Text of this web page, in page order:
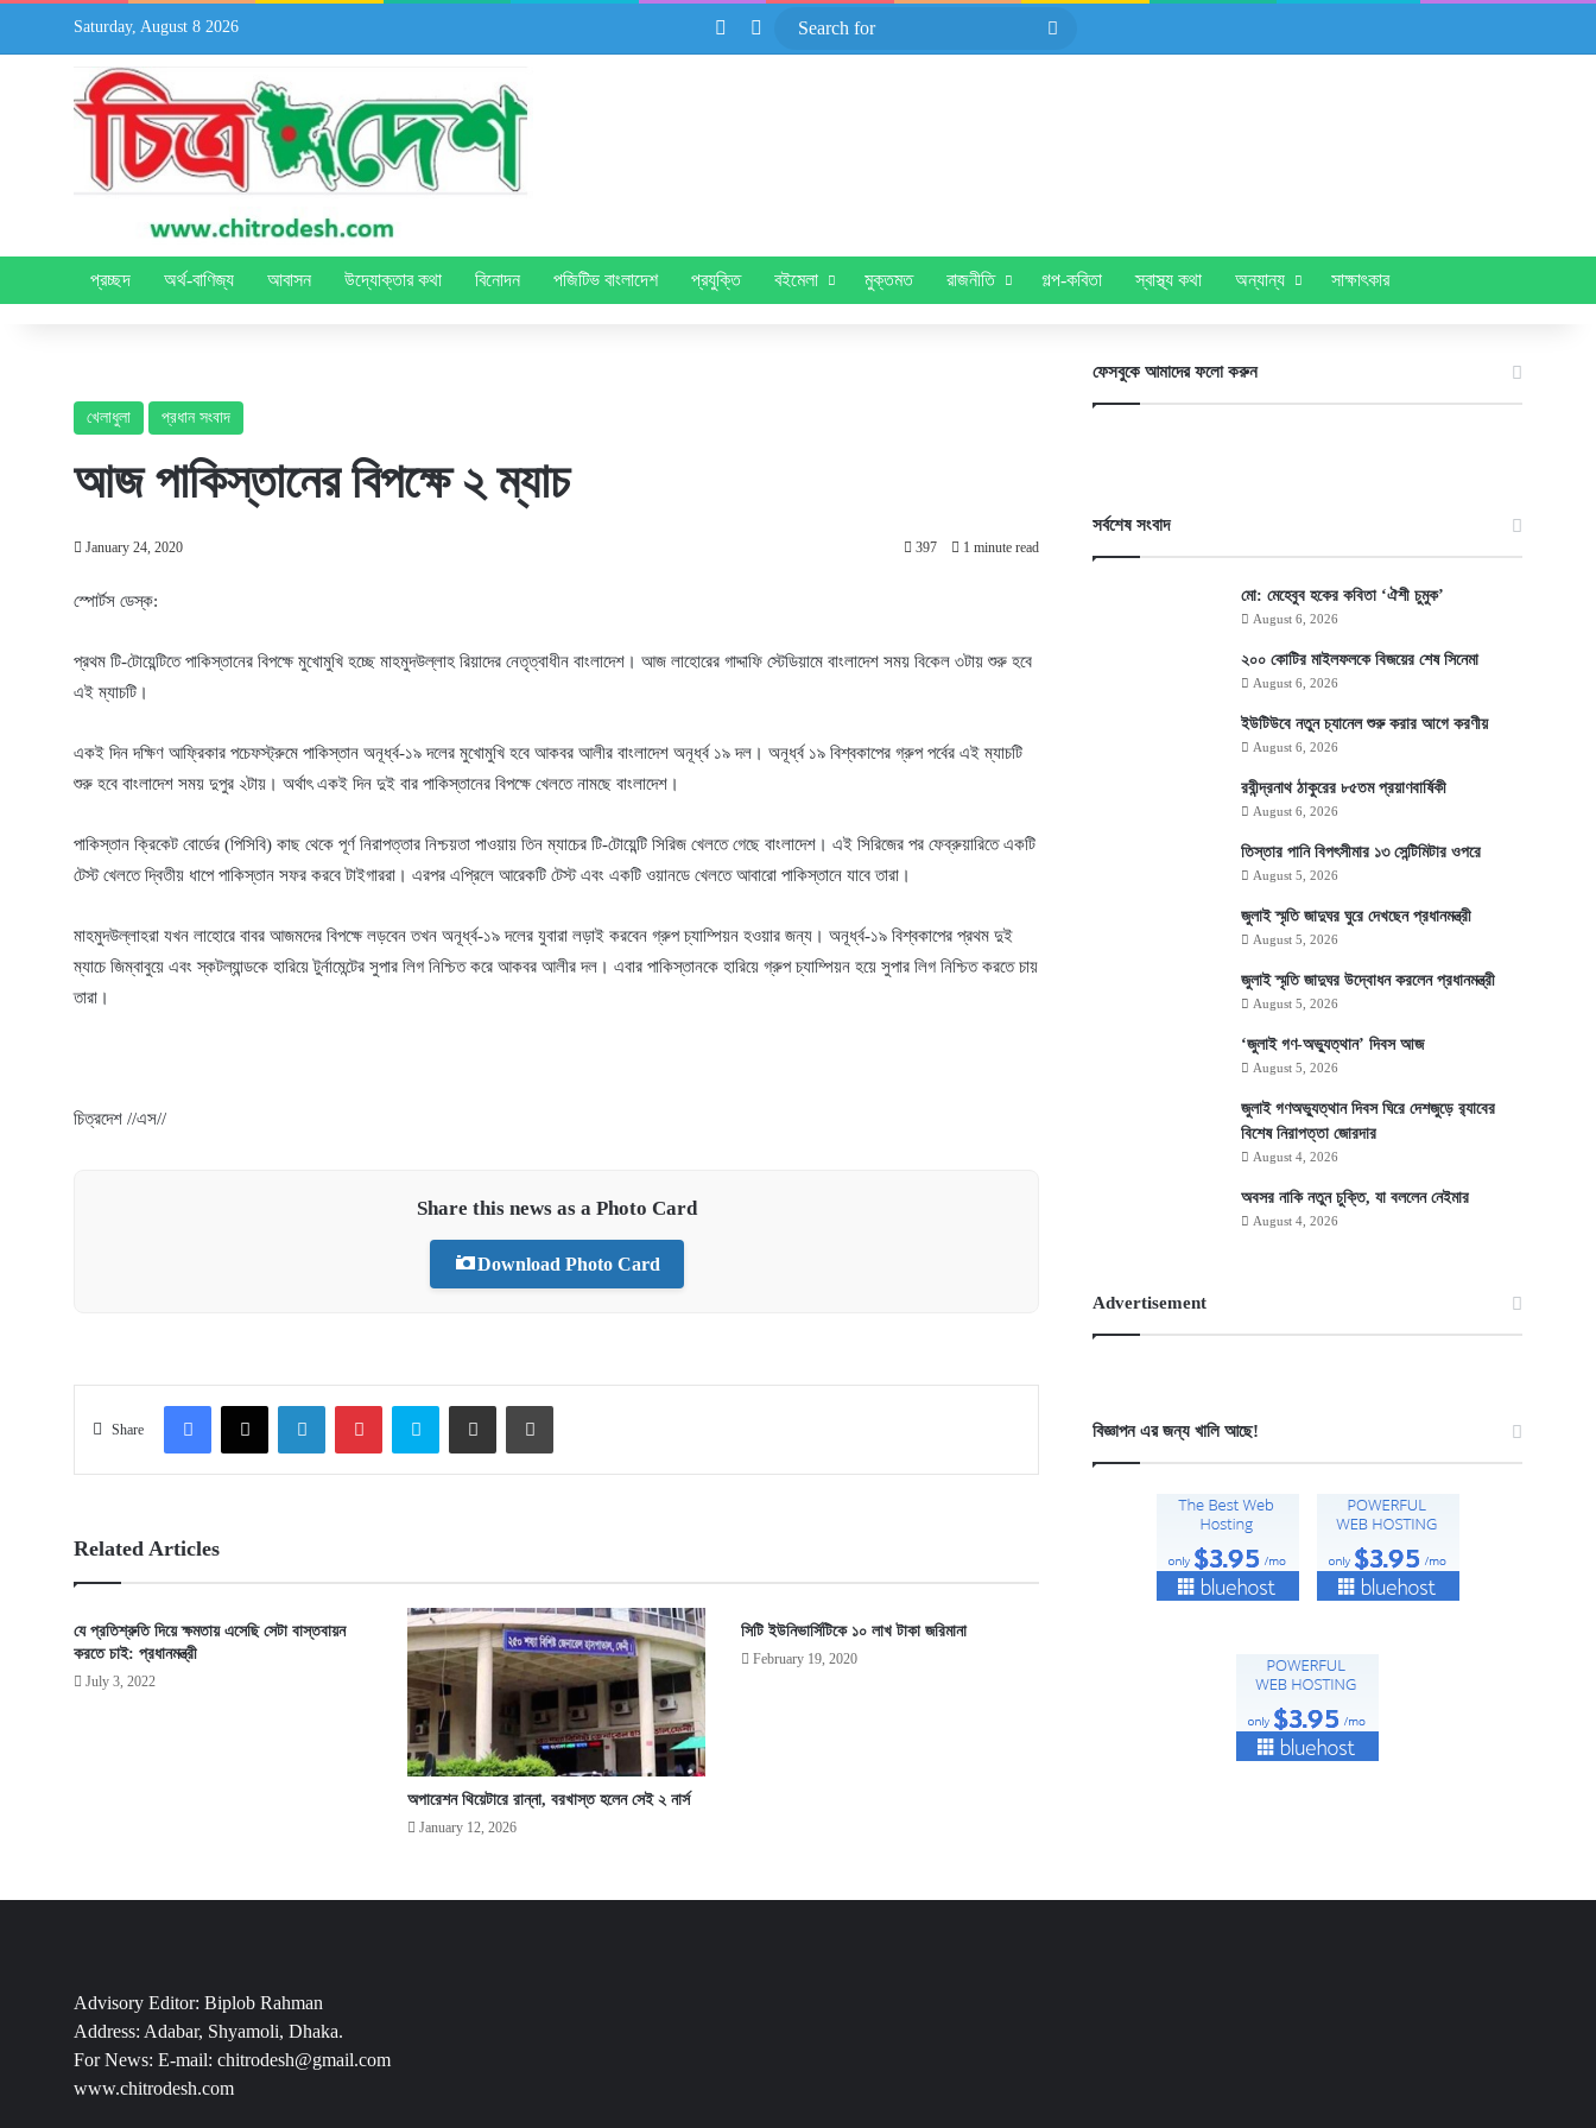
Saturday, August 8 2026 YouTubeSwitch skin
প্রচ্ছদ অর্থ-বাণিজ্য আবাসন উদ্যোক্তার কথা বিনোদন পজিটিভ বাংলাদেশ প্রযুক্তি বইমেলা মুক্তমত রাজনীতি গল্প-কবিতা স্বাস্থ্য কথা অন্যান্য সাক্ষাৎকার
খেলাধুলা প্রধান সংবাদ
আজ পাকিস্তানের বিপক্ষে ২ ম্যাচ
January 24, 2020 397 1 minute read
স্পোর্টস ডেস্ক:
প্রথম টি-টোয়েন্টিতে পাকিস্তানের বিপক্ষে মুখোমুখি হচ্ছে মাহমুদউল্লাহ রিয়াদের নেতৃত্বাধীন বাংলাদেশ। আজ লাহোরের গাদ্দাফি স্টেডিয়ামে বাংলাদেশ সময় বিকেল ৩টায় শুরু হবে
এই ম্যাচটি।
একই দিন দক্ষিণ আফ্রিকার পচেফস্ট্রুমে পাকিস্তান অনূর্ধ্ব-১৯ দলের মুখোমুখি হবে আকবর আলীর বাংলাদেশ অনূর্ধ্ব ১৯ দল। অনূর্ধ্ব ১৯ বিশ্বকাপের গ্রুপ পর্বের এই ম্যাচটি
শুরু হবে বাংলাদেশ সময় দুপুর ২টায়। অর্থাৎ একই দিন দুই বার পাকিস্তানের বিপক্ষে খেলতে নামছে বাংলাদেশ।
পাকিস্তান ক্রিকেট বোর্ডের (পিসিবি) কাছ থেকে পূর্ণ নিরাপত্তার নিশ্চয়তা পাওয়ায় তিন ম্যাচের টি-টোয়েন্টি সিরিজ খেলতে গেছে বাংলাদেশ। এই সিরিজের পর ফেব্রুয়ারিতে একটি
টেস্ট খেলতে দ্বিতীয় ধাপে পাকিস্তান সফর করবে টাইগাররা। এরপর এপ্রিলে আরেকটি টেস্ট এবং একটি ওয়ানডে খেলতে আবারো পাকিস্তানে যাবে তারা।
মাহমুদউল্লাহরা যখন লাহোরে বাবর আজমদের বিপক্ষে লড়বেন তখন অনূর্ধ্ব-১৯ দলের যুবারা লড়াই করবেন গ্রুপ চ্যাম্পিয়ন হওয়ার জন্য। অনূর্ধ্ব-১৯ বিশ্বকাপের প্রথম দুই
ম্যাচে জিম্বাবুয়ে এবং স্কটল্যান্ডকে হারিয়ে টুর্নামেন্টের সুপার লিগ নিশ্চিত করে আকবর আলীর দল। এবার পাকিস্তানকে হারিয়ে গ্রুপ চ্যাম্পিয়ন হয়ে সুপার লিগ নিশ্চিত করতে চায়
তারা।
চিত্রদেশ //এস//
Share this news as a Photo Card
Download Photo Card
Share
X
Related Articles
যে প্রতিশ্রুতি দিয়ে ক্ষমতায় এসেছি সেটা বাস্তবায়ন
করতে চাই: প্রধানমন্ত্রী
July 3, 2022
অপারেশন থিয়েটারে রান্না, বরখাস্ত হলেন সেই ২ নার্স
January 12, 2026
সিটি ইউনিভার্সিটিকে ১০ লাখ টাকা জরিমানা
February 19, 2020
ফেসবুকে আমাদের ফলো করুন
সর্বশেষ সংবাদ
মো: মেহেবুব হকের কবিতা ‘ঐশী চুমুক’
August 6, 2026
২০০ কোটির মাইলফলকে বিজয়ের শেষ সিনেমা
August 6, 2026
ইউটিউবে নতুন চ্যানেল শুরু করার আগে করণীয়
August 6, 2026
রবীন্দ্রনাথ ঠাকুরের ৮৫তম প্রয়াণবার্ষিকী
August 6, 2026
তিস্তার পানি বিপৎসীমার ১৩ সেন্টিমিটার ওপরে
August 5, 2026
জুলাই স্মৃতি জাদুঘর ঘুরে দেখছেন প্রধানমন্ত্রী
August 5, 2026
জুলাই স্মৃতি জাদুঘর উদ্বোধন করলেন প্রধানমন্ত্রী
August 5, 2026
‘জুলাই গণ-অভ্যুত্থান’ দিবস আজ
August 5, 2026
জুলাই গণঅভ্যুত্থান দিবস ঘিরে দেশজুড়ে র‌্যাবের
বিশেষ নিরাপত্তা জোরদার
August 4, 2026
অবসর নাকি নতুন চুক্তি, যা বললেন নেইমার
August 4, 2026
Advertisement
বিজ্ঞাপন এর জন্য খালি আছে!
Advisory Editor: Biplob Rahman
Address: Adabar, Shyamoli, Dhaka.
For News: E-mail: chitrodesh@gmail.com
www.chitrodesh.com